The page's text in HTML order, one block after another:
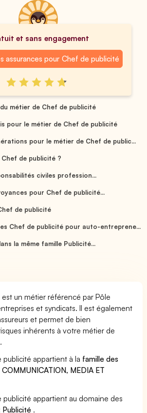
et sans engagement
assurances pour Chef de publicité
métier de Chef de publicité
pour le métier de Chef de publicité
pour le métier de Chef de public...
de publicité ?
civiles profession...
pour Chef de publicité...
de publicité
Chef de publicité pour auto-entreprene...
la même famille Publicité...
un métier référencé par Pôle
et syndicats. Il est également
et permet de bien
inhérents à votre métier de
publicité appartient à la famille des
COMMUNICATION, MEDIA ET
publicité appartient au domaine des
Publicité .